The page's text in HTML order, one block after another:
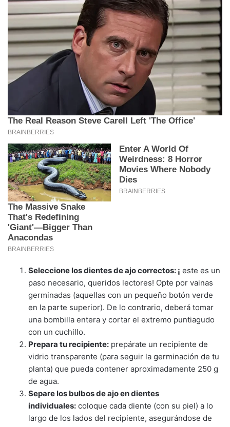
Seleccione los dientes de ajo correctos: ¡ este es un
paso necesario, queridos lectores! Opte por vainas
germinadas (aquellas con un pequeño botón verde
en la parte superior). De lo contrario, deberá tomar
una bombilla entera y cortar el extremo puntiagudo
con un cuchillo.
Prepara tu recipiente: prepárate un recipiente de
vidrio transparente (para seguir la germinación de tu
planta) que pueda contener aproximadamente 250 g
de agua.
Separe los bulbos de ajo en dientes
individuales: coloque cada diente (con su piel) a lo
largo de los lados del recipiente, asegurándose de